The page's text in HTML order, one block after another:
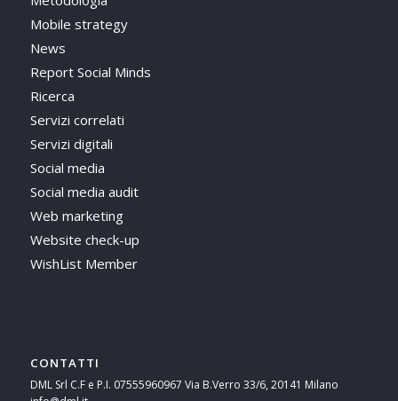
Mobile strategy
News
Report Social Minds
Ricerca
Servizi correlati
Servizi digitali
Social media
Social media audit
Web marketing
Website check-up
WishList Member
CONTATTI
DML Srl C.F e P.I. 07555960967 Via B.Verro 33/6, 20141 Milano